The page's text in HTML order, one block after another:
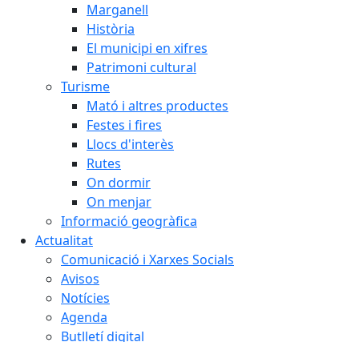
Marganell
Història
El municipi en xifres
Patrimoni cultural
Turisme
Mató i altres productes
Festes i fires
Llocs d'interès
Rutes
On dormir
On menjar
Informació geogràfica
Actualitat
Comunicació i Xarxes Socials
Avisos
Notícies
Agenda
Butlletí digital